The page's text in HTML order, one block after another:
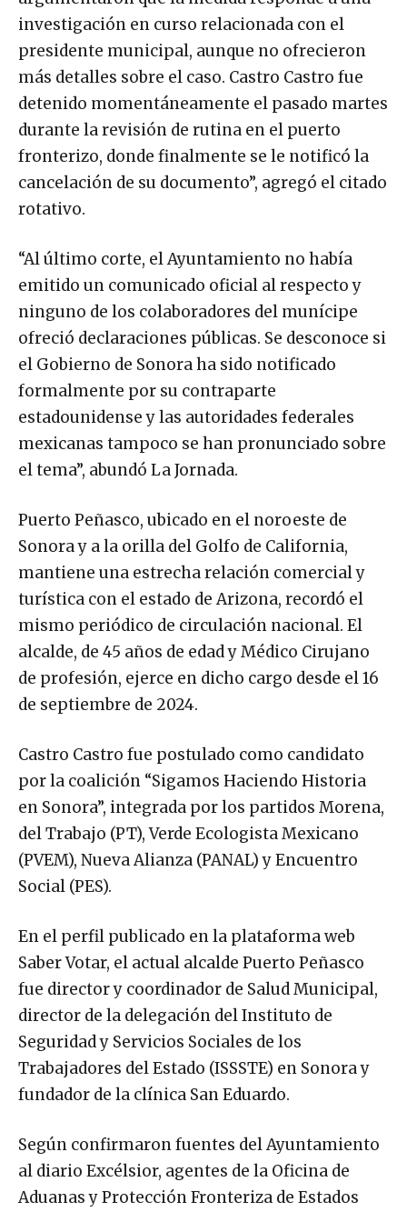
investigación en curso relacionada con el
presidente municipal, aunque no ofrecieron
más detalles sobre el caso. Castro Castro fue
detenido momentáneamente el pasado martes
durante la revisión de rutina en el puerto
fronterizo, donde finalmente se le notificó la
cancelación de su documento”, agregó el citado
rotativo.
“Al último corte, el Ayuntamiento no había
emitido un comunicado oficial al respecto y
ninguno de los colaboradores del munícipe
ofreció declaraciones públicas. Se desconoce si
el Gobierno de Sonora ha sido notificado
formalmente por su contraparte
estadounidense y las autoridades federales
mexicanas tampoco se han pronunciado sobre
el tema”, abundó La Jornada.
Puerto Peñasco, ubicado en el noroeste de
Sonora y a la orilla del Golfo de California,
mantiene una estrecha relación comercial y
turística con el estado de Arizona, recordó el
mismo periódico de circulación nacional. El
alcalde, de 45 años de edad y Médico Cirujano
de profesión, ejerce en dicho cargo desde el 16
de septiembre de 2024.
Castro Castro fue postulado como candidato
por la coalición “Sigamos Haciendo Historia
en Sonora”, integrada por los partidos Morena,
del Trabajo (PT), Verde Ecologista Mexicano
(PVEM), Nueva Alianza (PANAL) y Encuentro
Social (PES).
En el perfil publicado en la plataforma web
Saber Votar, el actual alcalde Puerto Peñasco
fue director y coordinador de Salud Municipal,
director de la delegación del Instituto de
Seguridad y Servicios Sociales de los
Trabajadores del Estado (ISSSTE) en Sonora y
fundador de la clínica San Eduardo.
Según confirmaron fuentes del Ayuntamiento
al diario Excélsior, agentes de la Oficina de
Aduanas y Protección Fronteriza de Estados